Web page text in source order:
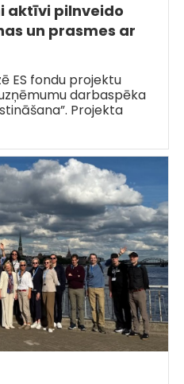
aktīvi pilnveido
un prasmes ar
ES fondu projektu
darbaspēka
Projekta